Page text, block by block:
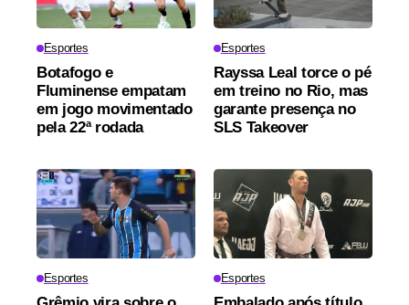
Esportes
Botafogo e
Fluminense empatam
em jogo movimentado
pela 22ª rodada
Esportes
Rayssa Leal torce o pé
em treino no Rio, mas
garante presença no
SLS Takeover
Esportes Esportes